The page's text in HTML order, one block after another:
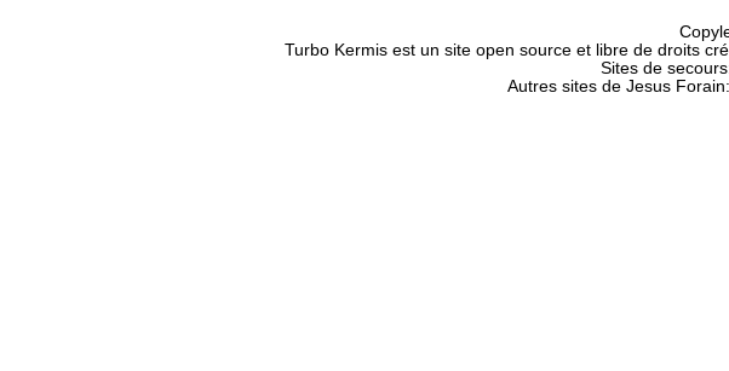
Turbo Kermis est un site open source et libre de droits
Sites de
Autres sites de Jesus Forain: